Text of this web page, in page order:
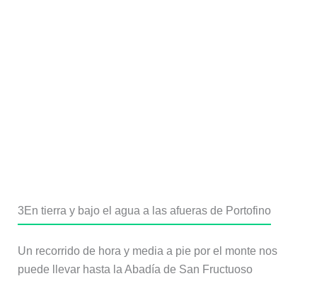
3 En tierra y bajo el agua a las afueras de Portofino
Un recorrido de hora y media a pie por el monte nos
puede llevar hasta la Abadía de San Fructuoso